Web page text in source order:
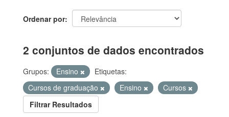
Ordenar por
2 conjuntos de dados encontrados
Grupos: Ensino
Etiquetas:
Cursos de graduação
Ensino
Cursos
Filtrar Resultados